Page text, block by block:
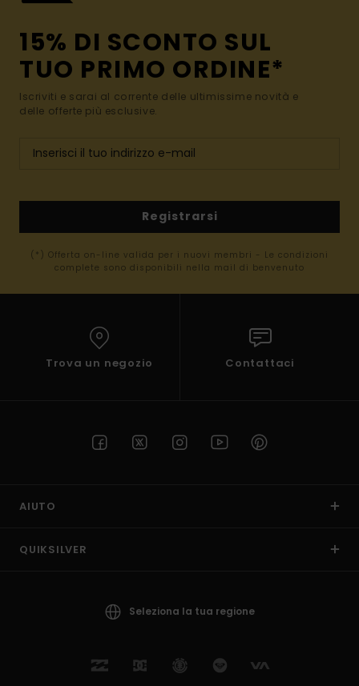
15% DI SCONTO SUL
TUO PRIMO ORDINE*
Iscriviti e sarai al corrente delle ultimissime novità e
delle offerte più esclusive.
Registrarsi
(*) Offerta on-line valida per i nuovi membri - Le condizioni
complete sono disponibili nella mail di benvenuto
Trova un negozio Contattaci
AIUTO
QUIKSILVER
Seleziona la tua regione